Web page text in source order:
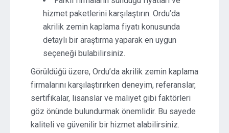
hizmet paketlerini karşılaştırın. Ordu’da
akrilik zemin kaplama fiyatı konusunda
detaylı bir araştırma yaparak en uygun
seçeneği bulabilirsiniz.
Görüldüğü üzere, Ordu’da akrilik zemin kaplama
firmalarını karşılaştırırken deneyim, referanslar,
sertifikalar, lisanslar ve maliyet gibi faktörleri
göz önünde bulundurmak önemlidir. Bu sayede
kaliteli ve güvenilir bir hizmet alabilirsiniz.